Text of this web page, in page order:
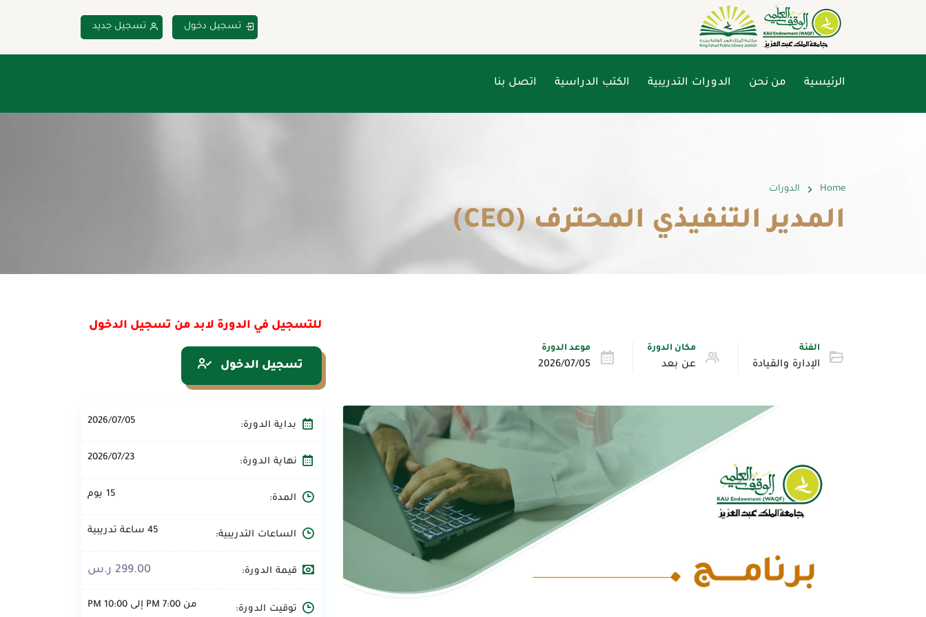
تسجيل دخول تسجيل جديد
الرئيسية من نحن الدورات التدريبية الكتب الدراسية اتصل بنا
Home الدورات
المدير التنفيذي المحترف (CEO)
الفئة
الإدارة والقيادة
مكان الدورة
عن بعد
موعد الدورة
2026/07/05
للتسجيل في الدورة لابد من تسجيل الدخول
تسجيل الدخول
بداية الدورة: 2026/07/05
نهاية الدورة: 2026/07/23
المدة: 15 يوم
الساعات التدريبية: 45 ساعة تدريبية
قيمة الدورة: 299.00 ر.س
توقيت الدورة: من 7:00 PM إلى 10:00 PM